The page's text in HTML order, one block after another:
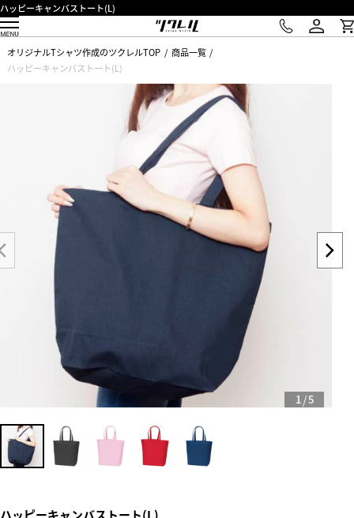
ハッピーキャンバストート(L)
オリジナルTシャツ作成のツクレルTOP
商品一覧
ハッピーキャンバストート(L)
1/5
ハッピーキャンバストート(L)